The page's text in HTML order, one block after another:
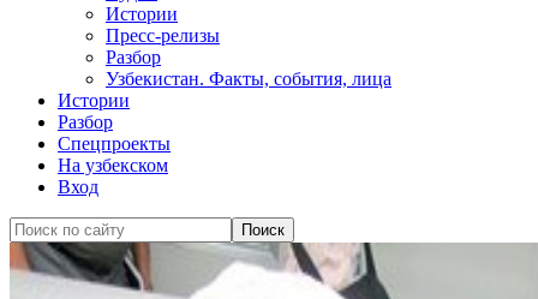
Истории
Пресс-релизы
Разбор
Узбекистан. Факты, события, лица
Истории
Разбор
Спецпроекты
На узбекском
Вход